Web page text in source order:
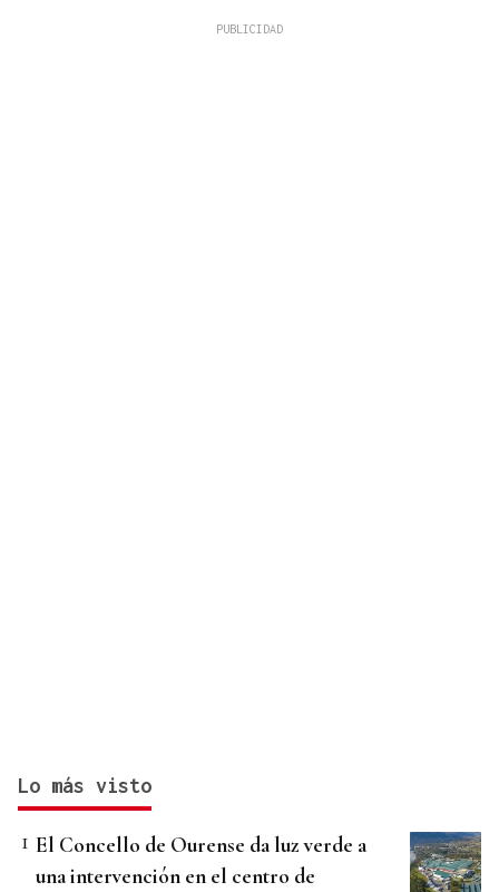
Lo más visto
El Concello de Ourense da luz verde a
una intervención en el centro de